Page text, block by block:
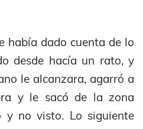
había dado cuenta de lo
desde hacía un rato, y
le alcanzara, agarró a
y le sacó de la zona
y no visto. Lo siguiente